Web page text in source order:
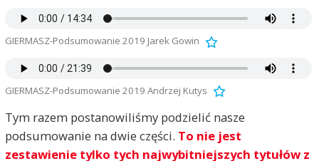
GIERMASZ-Podsumowanie 2019 Jarek Gowin
GIERMASZ-Podsumowanie 2019 Andrzej Kutys
Tym razem postanowiliśmy podzielić nasze
podsumowanie na dwie części. To nie jest
zestawienie tylko tych najwybitniejszych tytułów z